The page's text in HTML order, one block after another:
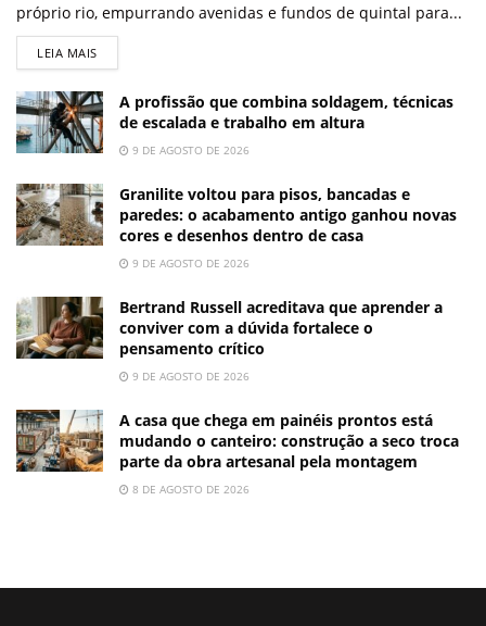
próprio rio, empurrando avenidas e fundos de quintal para...
LEIA MAIS
A profissão que combina soldagem, técnicas
de escalada e trabalho em altura
9 DE AGOSTO DE 2026
Granilite voltou para pisos, bancadas e
paredes: o acabamento antigo ganhou novas
cores e desenhos dentro de casa
9 DE AGOSTO DE 2026
Bertrand Russell acreditava que aprender a
conviver com a dúvida fortalece o
pensamento crítico
9 DE AGOSTO DE 2026
A casa que chega em painéis prontos está
mudando o canteiro: construção a seco troca
parte da obra artesanal pela montagem
8 DE AGOSTO DE 2026